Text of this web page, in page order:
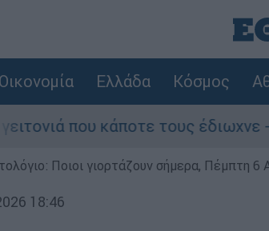
Οικονομία Ελλάδα Κόσμος
που κάποτε τους έδιωχνε -
Ποιοι γιορτάζουν σήμερα, Πέμπτη 6
18:46